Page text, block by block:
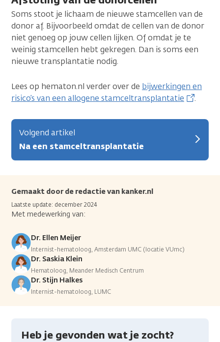
Soms stoot je lichaam de nieuwe stamcellen van de
donor af. Bijvoorbeeld omdat de cellen van de donor
niet genoeg op jouw cellen lijken. Of omdat je te
weinig stamcellen hebt gekregen. Dan is soms een
nieuwe transplantatie nodig.
Lees op hematon.nl verder over de bijwerkingen en
risico’s van een allogene stamceltransplantatie
.
Volgend artikel
Na een stamceltransplantatie
Gemaakt door de redactie van kanker.nl
Laatste update: december 2024
Met medewerking van:
Dr. Ellen Meijer
Internist-hematoloog, Amsterdam UMC (locatie VUmc)
Dr. Saskia Klein
Hematoloog, Meander Medisch Centrum
Dr. Stijn Halkes
Internist-hematoloog, LUMC
Heb je gevonden wat je zocht?